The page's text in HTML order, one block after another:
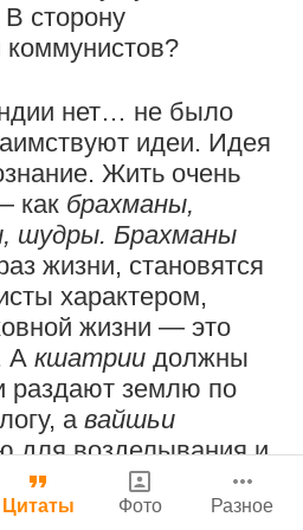
Тхакуру,
|Бойсе, Айдахо, США
департамента
|7 сентября 2008
США
всех живых
33:28 |30 ноября 2019|
жизнь и слава
июля 2026 Васух
сахасра-нама
не спрятать в
июля 2026|Васух|
сахасра-нама
Личность Бога?
сторону
коммунистов?
нет… не было
идеи. Идея
Жить очень
как брахманы,
шудры. Брахманы
жизни, становятся
характером,
жизни — это
А кшатрии должны
раздают землю по
а вайшьи
для возделывания и
А
занимаются
делом, золотым
в Тбилиси 2025
|
Цитаты Фото Разное